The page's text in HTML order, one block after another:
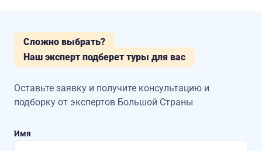
Сложно выбрать?
Наш эксперт подберет туры для вас
Оставьте заявку и получите консультацию и
подборку от экспертов Большой Страны
Имя